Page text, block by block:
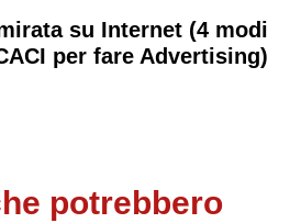
su Internet (4 modi
per fare Advertising)
potrebbero